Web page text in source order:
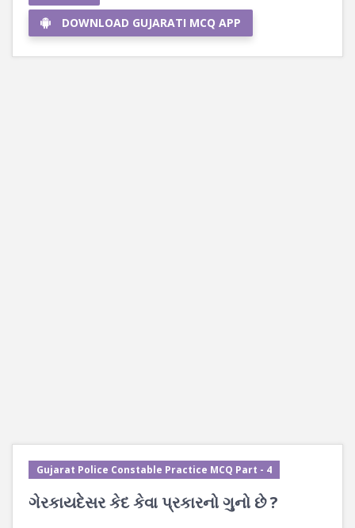
DOWNLOAD GUJARATI MCQ APP
Gujarat Police Constable Practice MCQ Part - 4
ગેરકાયદેસર કેદ કેવા પ્રકારનો ગુનો છે ?